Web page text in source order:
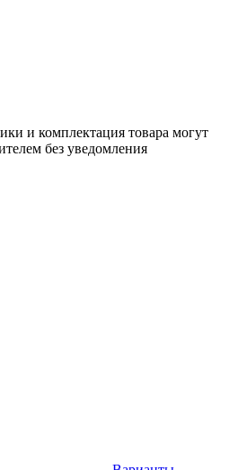
и комплектация товара могут
без уведомления